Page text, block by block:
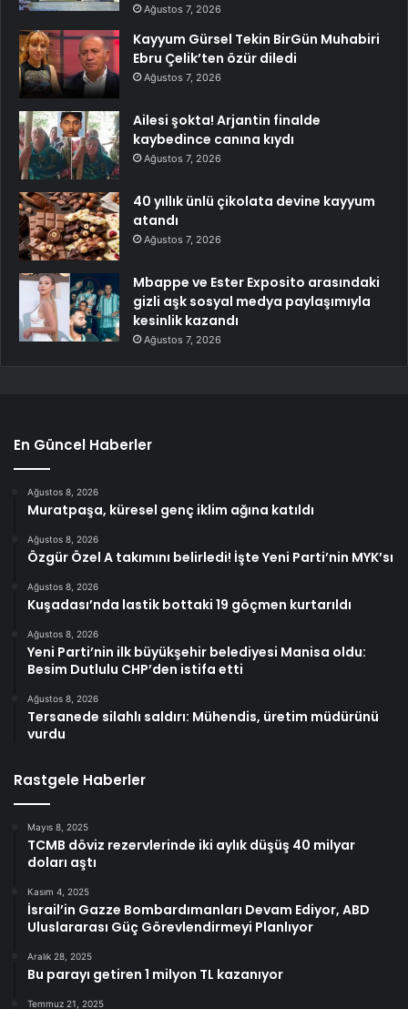
Ağustos 7, 2026
Kayyum Gürsel Tekin BirGün Muhabiri
Ebru Çelik’ten özür diledi
Ağustos 7, 2026
Ailesi şokta! Arjantin finalde
kaybedince canına kıydı
Ağustos 7, 2026
40 yıllık ünlü çikolata devine kayyum
atandı
Ağustos 7, 2026
Mbappe ve Ester Exposito arasındaki
gizli aşk sosyal medya paylaşımıyla
kesinlik kazandı
Ağustos 7, 2026
En Güncel Haberler
Ağustos 8, 2026
Muratpaşa, küresel genç iklim ağına katıldı
Ağustos 8, 2026
Özgür Özel A takımını belirledi! İşte Yeni Parti’nin MYK’sı
Ağustos 8, 2026
Kuşadası’nda lastik bottaki 19 göçmen kurtarıldı
Ağustos 8, 2026
Yeni Parti’nin ilk büyükşehir belediyesi Manisa oldu:
Besim Dutlulu CHP’den istifa etti
Ağustos 8, 2026
Tersanede silahlı saldırı: Mühendis, üretim müdürünü
vurdu
Rastgele Haberler
Mayıs 8, 2025
TCMB döviz rezervlerinde iki aylık düşüş 40 milyar
doları aştı
Kasım 4, 2025
İsrail’in Gazze Bombardımanları Devam Ediyor, ABD
Uluslararası Güç Görevlendirmeyi Planlıyor
Aralık 28, 2025
Bu parayı getiren 1 milyon TL kazanıyor
Temmuz 21, 2025